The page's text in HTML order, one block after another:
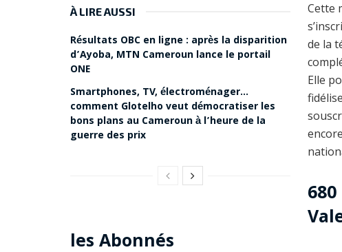
À LIRE AUSSI
Résultats OBC en ligne : après la disparition
d’Ayoba, MTN Cameroun lance le portail
ONE
Smartphones, TV, électroménager…
comment Glotelho veut démocratiser les
bons plans au Cameroun à l’heure de la
guerre des prix
Cette
de la
Elle
les Abonnés